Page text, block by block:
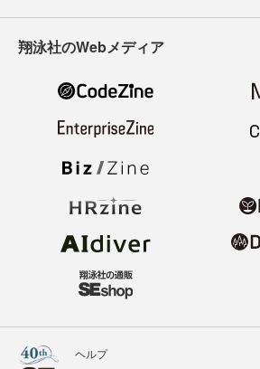
翔泳社のWebメディア
ヘルプ